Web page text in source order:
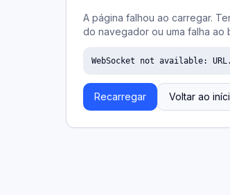
A página falhou ao carregar.
do navegador ou uma falha ao
WebSocket not available:
Recarregar Voltar ao